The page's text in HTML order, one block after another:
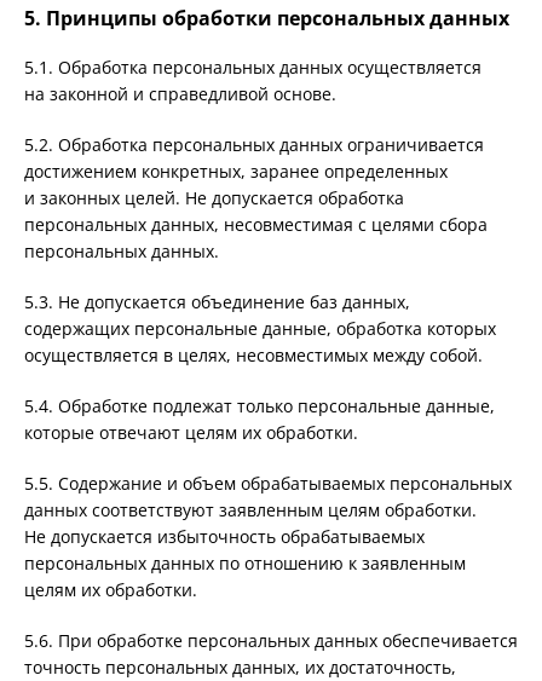
5. Принципы обработки персональных данных
5.1. Обработка персональных данных осуществляется
на законной и справедливой основе.
5.2. Обработка персональных данных ограничивается
достижением конкретных, заранее определенных
и законных целей. Не допускается обработка
персональных данных, несовместимая с целями сбора
персональных данных.
5.3. Не допускается объединение баз данных,
содержащих персональные данные, обработка которых
осуществляется в целях, несовместимых между собой.
5.4. Обработке подлежат только персональные данные,
которые отвечают целям их обработки.
5.5. Содержание и объем обрабатываемых персональных
данных соответствуют заявленным целям обработки.
Не допускается избыточность обрабатываемых
персональных данных по отношению к заявленным
целям их обработки.
5.6. При обработке персональных данных обеспечивается
точность персональных данных, их достаточность,